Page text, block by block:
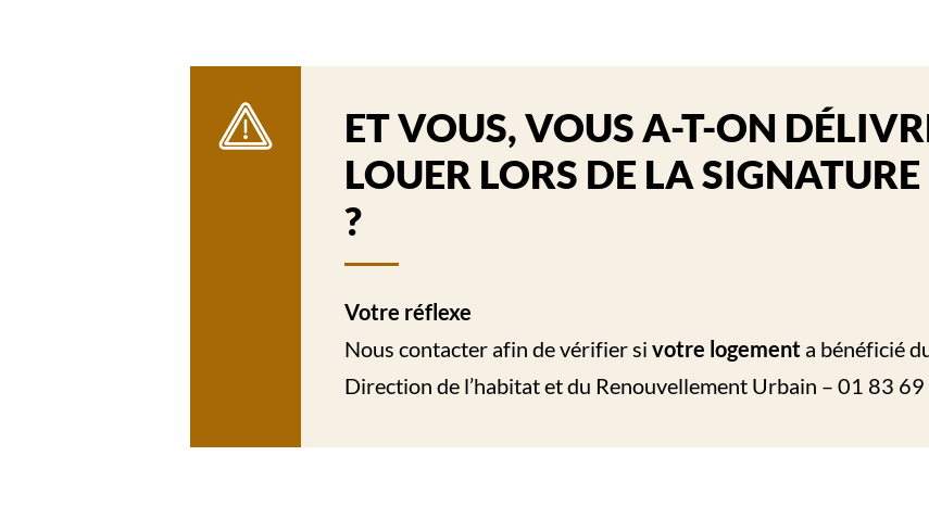
ET VOUS, VOUS A-T-ON
LOUER LORS DE LA
?
Votre réflexe
Nous contacter afin de vérifier si votre logementa bénéficié
Direction de l’habitat et du Renouvellement Urbain – 01 83